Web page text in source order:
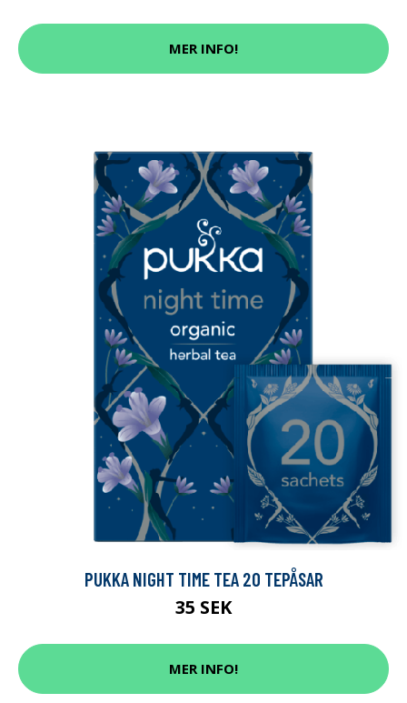
MER INFO!
PUKKA NIGHT TIME TEA 20 TEPÅSAR
35 SEK
MER INFO!